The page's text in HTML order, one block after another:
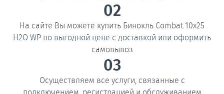
02
На сайте Вы можете купить Бинокль Combat 10x25
H2O WP по выгодной цене с доставкой или оформить
самовывоз
03
Осуществляем все услуги, связанные с
подключением, регистрацией и обслуживанием